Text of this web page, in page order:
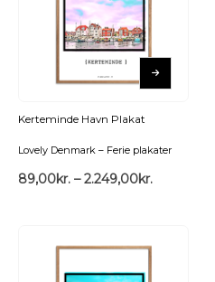
Kerteminde Havn Plakat
Lovely Denmark – Ferie plakater
89,00kr. – 2.249,00kr.